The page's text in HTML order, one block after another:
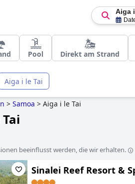
Aiga
Pool Direkt am Strand
Aiga i le Tai
> Samoa > Aiga i le Tai
beeinflusst werden, die wir erhalten.
Sinalei Reef Resort &